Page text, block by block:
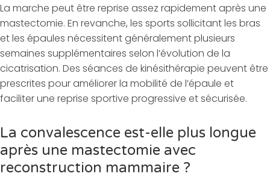
La marche peut être reprise assez rapidement après une
mastectomie. En revanche, les sports sollicitant les bras
et les épaules nécessitent généralement plusieurs
semaines supplémentaires selon l’évolution de la
cicatrisation. Des séances de kinésithérapie peuvent être
prescrites pour améliorer la mobilité de l’épaule et
faciliter une reprise sportive progressive et sécurisée.
La convalescence est-elle plus longue
après une mastectomie avec
reconstruction mammaire ?